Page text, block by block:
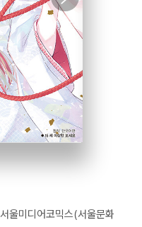
서울미디어코믹스(서울문화